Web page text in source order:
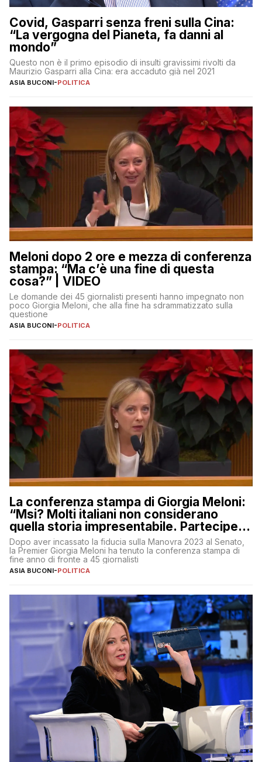
Covid, Gasparri senza freni sulla Cina:
“La vergogna del Pianeta, fa danni al
mondo”
Questo non è il primo episodio di insulti gravissimi rivolti da
Maurizio Gasparri alla Cina: era accaduto già nel 2021
ASIA BUCONI-POLITICA
Meloni dopo 2 ore e mezza di conferenza
stampa: “Ma c’è una fine di questa
cosa?” | VIDEO
Le domande dei 45 giornalisti presenti hanno impegnato non
poco Giorgia Meloni, che alla fine ha sdrammatizzato sulla
questione
ASIA BUCONI-POLITICA
La conferenza stampa di Giorgia Meloni:
“Msi? Molti italiani non considerano
quella storia impresentabile. Parteciperò
al 25 aprile”
Dopo aver incassato la fiducia sulla Manovra 2023 al Senato,
la Premier Giorgia Meloni ha tenuto la conferenza stampa di
fine anno di fronte a 45 giornalisti
ASIA BUCONI-POLITICA